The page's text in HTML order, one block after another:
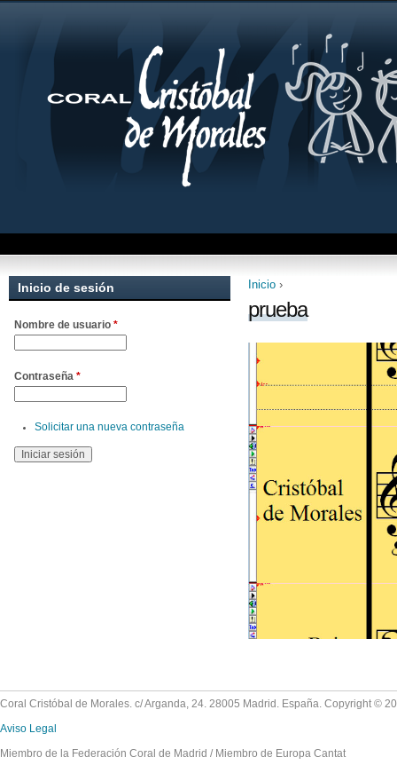
Se encuentra
Inicio ›
prueba
Inicio de sesión
Nombre de usuario *
Contraseña *
Solicitar una nueva contraseña
Coral Cristóbal de Morales. c/ Arganda, 24. 28005 Madrid. España. Copyright ©
Aviso Legal
Miembro de la Federación Coral de Madrid / Miembro de Europa Cantat